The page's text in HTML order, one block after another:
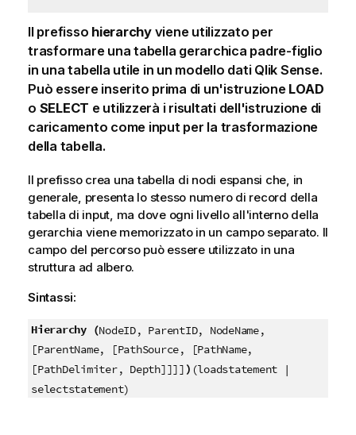
Il prefisso hierarchyviene utilizzato per
trasformare una tabella gerarchica padre-figlio
in una tabella utile in un modello dati Qlik Sense.
Può essere inserito prima di un'istruzione LOAD
o SELECT e utilizzerà i risultati dell'istruzione di
caricamento come input per la trasformazione
della tabella.
Il prefisso crea una tabella di nodi espansi che, in
generale, presenta lo stesso numero di record della
tabella di input, ma dove ogni livello all'interno della
gerarchia viene memorizzato in un campo separato. Il
campo del percorso può essere utilizzato in una
struttura ad albero.
Sintassi:
Hierarchy (NodeID, ParentID, NodeName,
[ParentName, [PathSource, [PathName,
[PathDelimiter, Depth]]]] ) (loadstatement |
selectstatement)